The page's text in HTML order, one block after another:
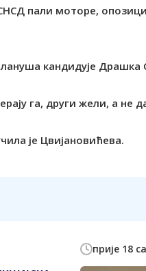
пали моторе,
кандидује
га, други жели, а не
је Цвијановићева.
прије 18